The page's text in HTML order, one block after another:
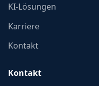
KI-Lösungen
Karriere
Kontakt
Kontakt